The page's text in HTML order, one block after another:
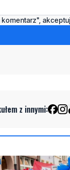
komentarz",
z innymi: